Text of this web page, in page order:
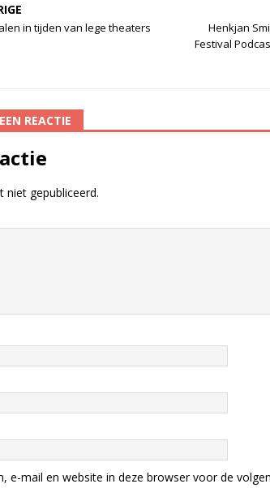
in tijden van lege theaters
Henkjan
Festival
REACTIE
niet gepubliceerd.
e-mail en website in deze browser voor de